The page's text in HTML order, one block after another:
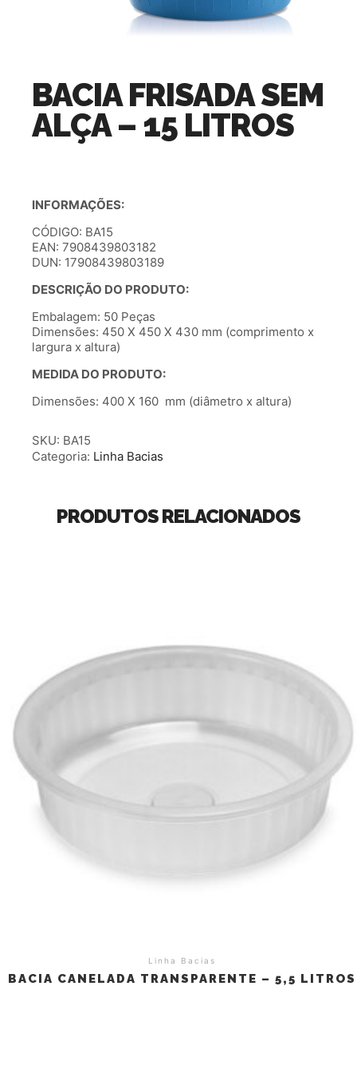
BACIA FRISADA SEM
ALÇA – 15 LITROS
INFORMAÇÕES:
CÓDIGO: BA15
EAN: 7908439803182
DUN: 17908439803189
DESCRIÇÃO DO PRODUTO:
Embalagem: 50 Peças
Dimensões: 450 X 450 X 430 mm (comprimento x
largura x altura)
MEDIDA DO PRODUTO:
Dimensões: 400 X 160 mm (diâmetro x altura)
SKU: BA15
Categoria: Linha Bacias
PRODUTOS RELACIONADOS
Linha Bacias
BACIA CANELADA TRANSPARENTE – 5,5 LITROS